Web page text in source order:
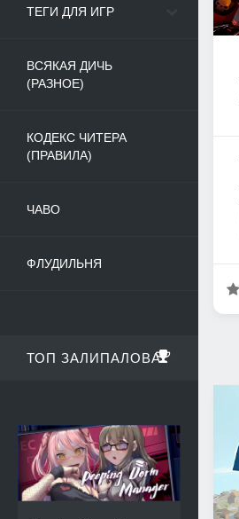
ТЕГИ ДЛЯ ИГР
ВСЯКАЯ ДИЧЬ
(РАЗНОЕ)
КОДЕКС ЧИТЕРА
(ПРАВИЛА)
ЧАВО
ФЛУДИЛЬНЯ
ТОП ЗАЛИПАЛОВА